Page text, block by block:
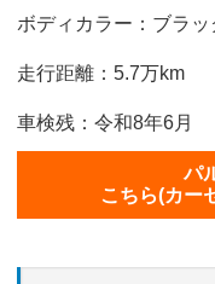
ボディカラー：ブラッ
走行距離：5.7万km
車検残：令和8年6月
パ
こちら(カー